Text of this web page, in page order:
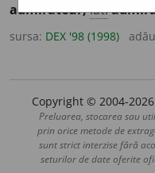
admirateur,lat.
sursa: DEX '98 (1998)
Copyright © 2004-
Preluarea, stocarea sau
prin orice metode de
sunt strict interzise fără
seturilor de date oferite